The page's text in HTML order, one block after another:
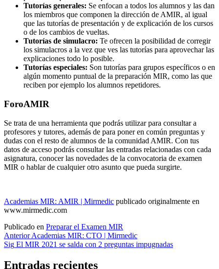
Tutorías generales: Se enfocan a todos los alumnos y las dan
los miembros que componen la dirección de AMIR, al igual
que las tutorías de presentación y de explicación de los cursos
o de los cambios de vueltas.
Tutorías de simulacro: Te ofrecen la posibilidad de corregir
los simulacros a la vez que ves las tutorías para aprovechar las
explicaciones todo lo posible.
Tutorías especiales: Son tutorías para grupos específicos o en
algún momento puntual de la preparación MIR, como las que
reciben por ejemplo los alumnos repetidores.
ForoAMIR
Se trata de una herramienta que podrás utilizar para consultar a
profesores y tutores, además de para poner en común preguntas y
dudas con el resto de alumnos de la comunidad AMIR. Con tus
datos de acceso podrás consultar las entradas relacionadas con cada
asignatura, conocer las novedades de la convocatoria de examen
MIR o hablar de cualquier otro asunto que pueda surgirte.
Academias MIR: AMIR | Mirmedic publicado originalmente en
www.mirmedic.com
Publicado en Preparar el Examen MIR
Navegación
de
entradas
Anterior Academias MIR: CTO | Mirmedic
Sig El MIR 2021 se salda con 2 preguntas impugnadas
Entradas recientes